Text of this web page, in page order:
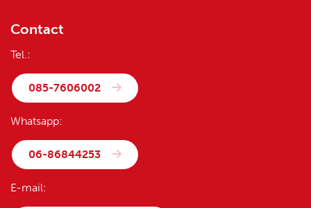
E-mail:
sales@b-mobility.nl
Social